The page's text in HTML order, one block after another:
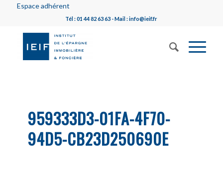
Espace adhérent
Tél : 01 44 82 63 63 - Mail : info@ieif.fr
959333D3-01FA-4F70-
94D5-CB23D250690E